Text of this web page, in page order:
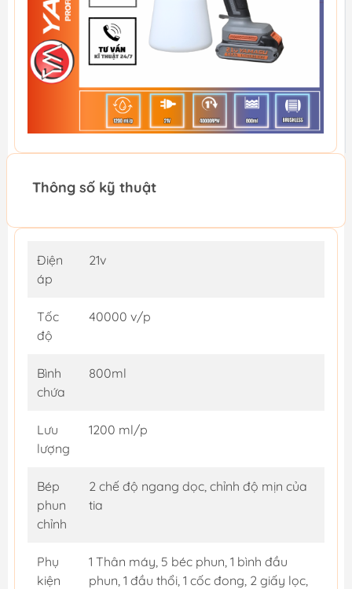
Thông số kỹ thuật
Điện
áp
21v
Tốc
độ
40000 v/p
Bình
chứa
800ml
Lưu
lượng
1200 ml/p
Bép
phun
chỉnh
2 chế độ ngang dọc, chỉnh độ mịn của
tia
Phụ
kiện
1 Thân máy, 5 béc phun, 1 bình đầu
phun, 1 đầu thổi, 1 cốc đong, 2 giấy lọc,